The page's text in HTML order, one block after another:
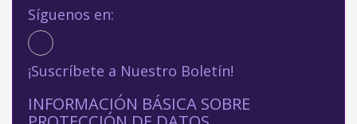
Síguenos en:
¡Suscríbete a Nuestro Boletín!
INFORMACIÓN BÁSICA SOBRE